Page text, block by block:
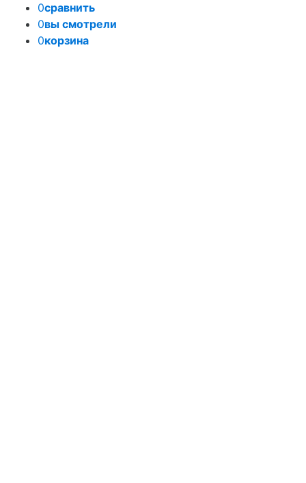
0сравнить
0вы смотрели
0корзина